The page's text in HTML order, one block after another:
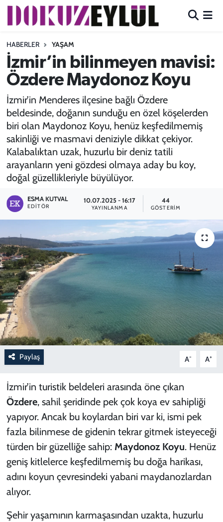
HABERLER YAŞAM
İzmir’in bilinmeyen mavisi:
Özdere Maydonoz Koyu
İzmir’in Menderes ilçesine bağlı Özdere
beldesinde, doğanın sunduğu en özel köşelerden
biri olan Maydonoz Koyu, henüz keşfedilmemiş
sakinliği ve masmavi deniziyle dikkat çekiyor.
Kalabalıktan uzak, huzurlu bir deniz tatili
arayanların yeni gözdesi olmaya aday bu koy,
doğal güzellikleriyle büyülüyor.
ESMA KUTVAL
EDITÖR
10.07.2025 - 16:17
YAYINLANMA
44
GÖSTERIM
Paylaş A- A+
İzmir’in turistik beldeleri arasında öne çıkan
Özdere, sahil şeridinde pek çok koya ev sahipliği
yapıyor. Ancak bu koylardan biri var ki, ismi pek
fazla bilinmese de gidenin tekrar gitmek isteyeceği
türden bir güzelliğe sahip: Maydonoz Koyu. Henüz
geniş kitlelerce keşfedilmemiş bu doğa harikası,
adını koyun çevresindeki yabani maydanozlardan
alıyor.
Şehir yaşamının karmaşasından uzakta, huzurlu
Trafik Durumu
Süper Lig Puan Durumu ve Fikstür
Tüm Manşetler
Son Dakika Haberleri
Haber Arşivi